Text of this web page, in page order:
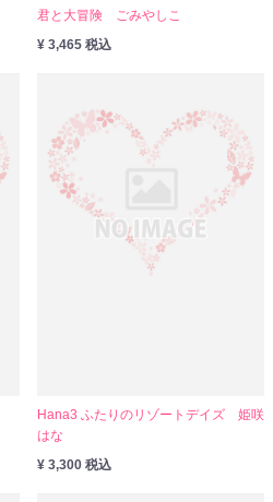
君と大冒険 ごみやしこ
¥ 3,465 税込
Hana3 ふたりのリゾートデイズ 姫咲
はな
¥ 3,300 税込